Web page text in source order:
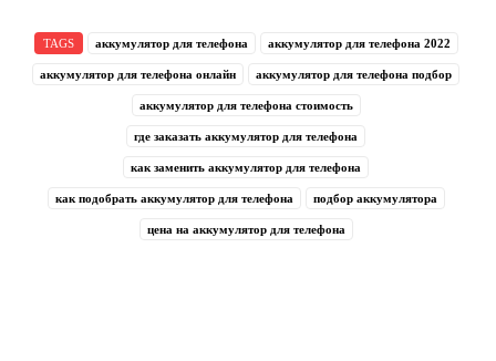
TAGS аккумулятор для телефона аккумулятор для телефона 2022
аккумулятор для телефона онлайн аккумулятор для телефона подбор
аккумулятор для телефона стоимость
где заказать аккумулятор для телефона
как заменить аккумулятор для телефона
как подобрать аккумулятор для телефона подбор аккумулятора
цена на аккумулятор для телефона